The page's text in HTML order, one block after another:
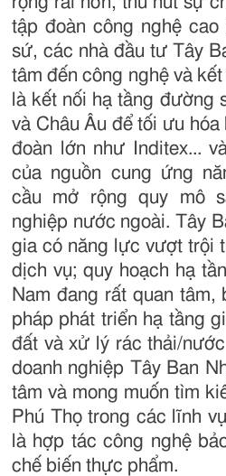
tập đoàn công nghệ
sứ, các nhà đầu tư Tây
tâm đến công nghệ và
là kết nối hạ tầng đường
và Châu Âu để tối ưu
đoàn lớn như Inditex...
của nguồn cung ứng
cầu mở rộng quy mô
nghiệp nước ngoài. Tây
gia có năng lực vượt trội
dịch vụ; quy hoạch hạ
Nam đang rất quan tâm,
pháp phát triển hạ tầng
đất và xử lý rác thải/
doanh nghiệp Tây Ban
tâm và mong muốn tìm
Phú Thọ trong các lĩnh
là hợp tác công nghệ
chế biến thực phẩm.